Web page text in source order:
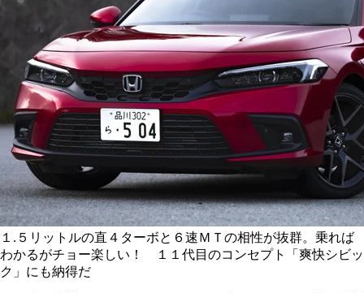
１.５リットルの直４ターボと６速ＭＴの相性が抜群。乗れば
わかるがチョー楽しい！ １１代目のコンセプト「爽快シビッ
ク」にも納得だ